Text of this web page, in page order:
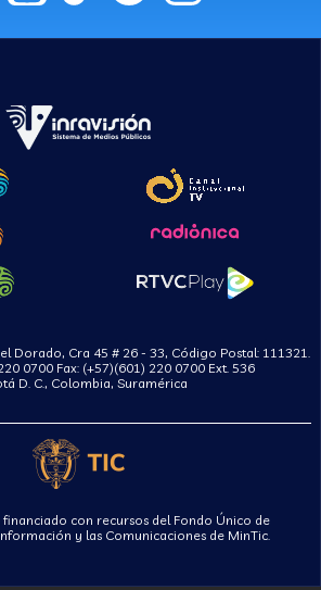
Dorado, Cra 45 # 26 - 33, Código Postal: 111321.
0700 Fax: (+57)(601) 220 0700 Ext. 536
D. C., Colombia, Suramérica
con recursos del Fondo Único de
y las Comunicaciones de MinTic.